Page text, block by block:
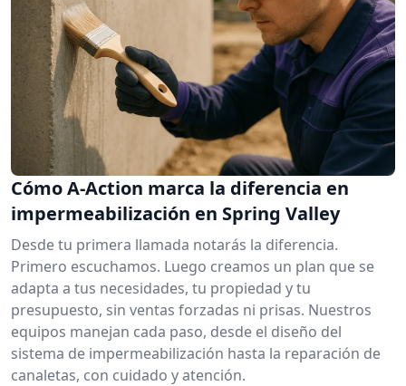
Cómo A-Action marca la diferencia en
impermeabilización en Spring Valley
Desde tu primera llamada notarás la diferencia.
Primero escuchamos. Luego creamos un plan que se
adapta a tus necesidades, tu propiedad y tu
presupuesto, sin ventas forzadas ni prisas. Nuestros
equipos manejan cada paso, desde el diseño del
sistema de impermeabilización hasta la reparación de
canaletas, con cuidado y atención.